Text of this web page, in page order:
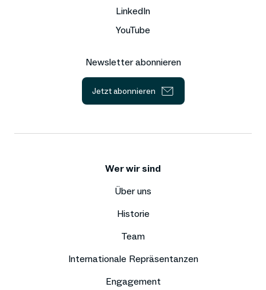
LinkedIn
YouTube
Newsletter abonnieren
Jetzt abonnieren
Wer wir sind
Über uns
Historie
Team
Internationale Repräsentanzen
Engagement